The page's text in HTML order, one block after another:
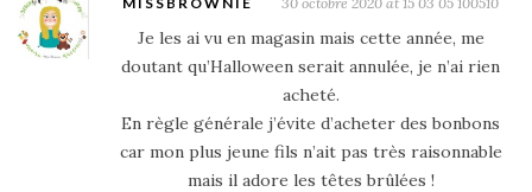
Je les ai vu en magasin mais cette année, me
doutant qu’Halloween serait annulée, je n’ai rien
acheté.
En règle générale j’évite d’acheter des bonbons
car mon plus jeune fils n’ait pas très raisonnable
mais il adore les têtes brûlées !